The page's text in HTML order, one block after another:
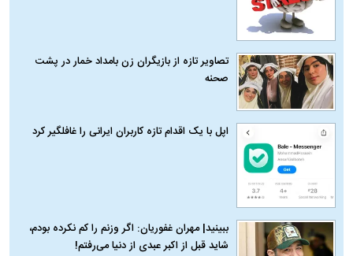
تصاویر تازه از بازیگران زن بامداد خمار در پشت
صحنه
اپل با یک اقدام تازه کاربران ایرانی را غافلگیر کرد
ببینید| مهران غفوریان: اگر وزنم را کم نکرده بودم،
شاید قبل از اکبر عبدی از دنیا می‌رفتم!